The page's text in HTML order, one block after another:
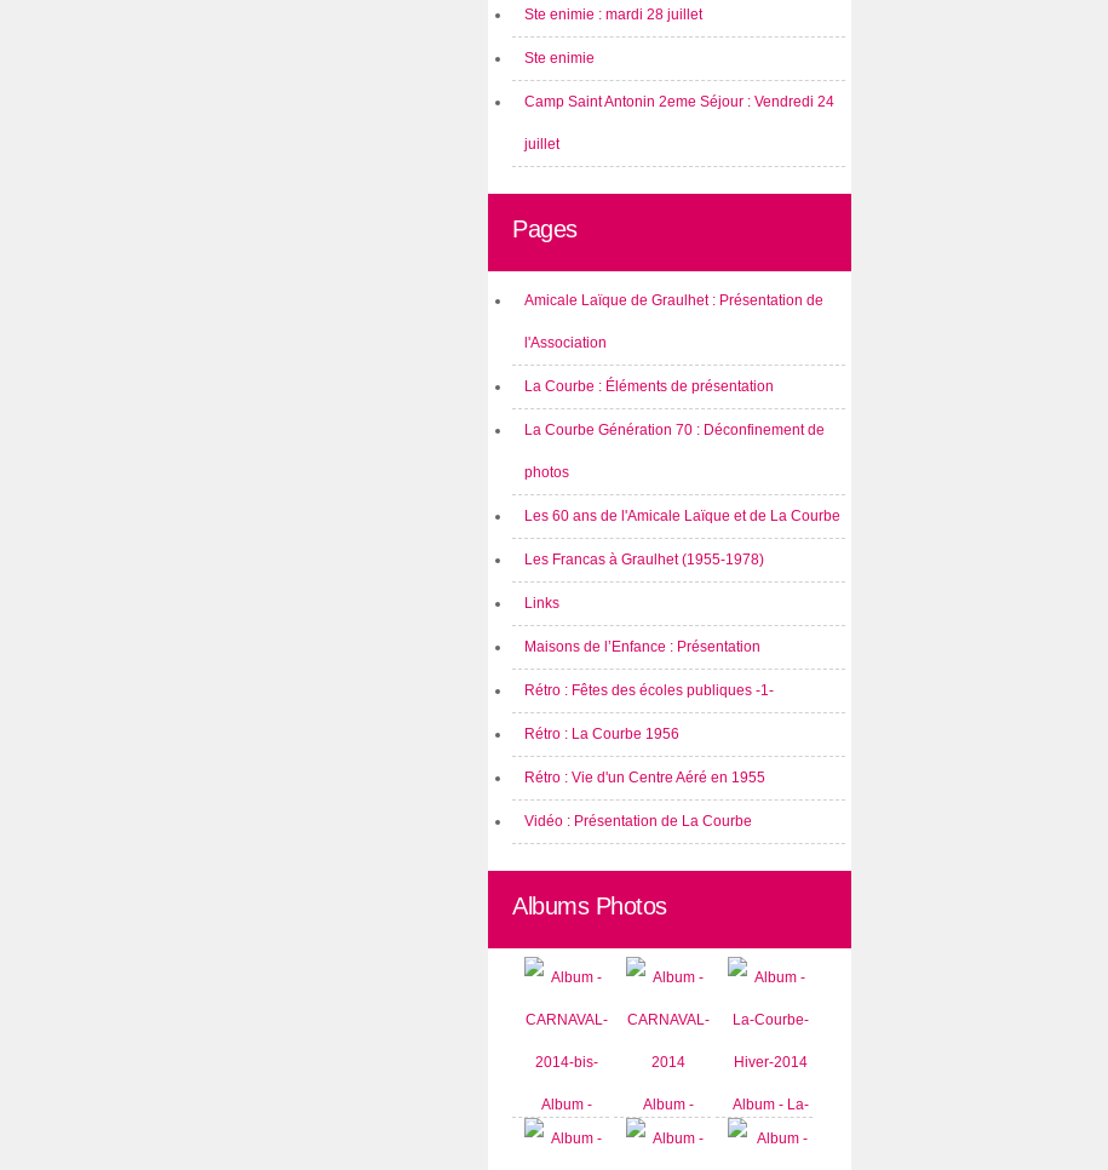
Ste enimie : mardi 28 juillet
Ste enimie
Camp Saint Antonin 2eme Séjour : Vendredi 24
juillet
Pages
Amicale Laïque de Graulhet : Présentation de
l'Association
La Courbe : Éléments de présentation
La Courbe Génération 70 : Déconfinement de
photos
Les 60 ans de l'Amicale Laïque et de La Courbe
Les Francas à Graulhet (1955-1978)
Links
Maisons de l’Enfance : Présentation
Rétro : Fêtes des écoles publiques -1-
Rétro : La Courbe 1956
Rétro : Vie d'un Centre Aéré en 1955
Vidéo : Présentation de La Courbe
Albums Photos
Album -
CARNAVAL-
Album -
CARNAVAL-
Album - La-
Courbe-